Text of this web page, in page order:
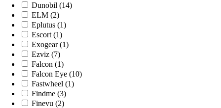
Dunobil (14)
ELM (2)
Eplutus (1)
Escort (1)
Exogear (1)
Ezviz (7)
Falcon (1)
Falcon Eye (10)
Fastwheel (1)
Findme (3)
Finevu (2)